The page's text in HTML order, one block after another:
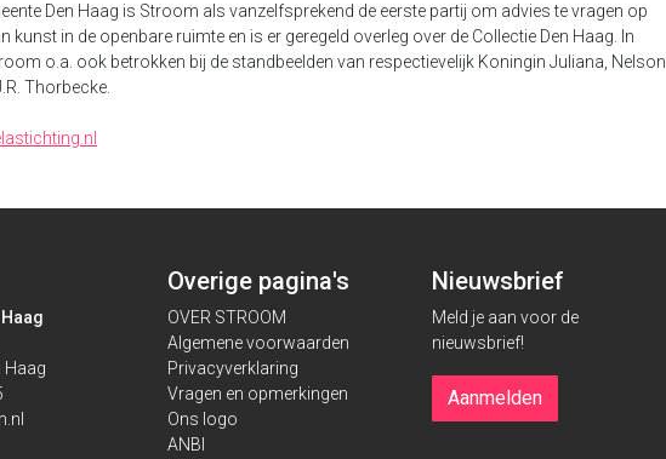
Den Haag is Stroom als vanzelfsprekend de eerste partij om advies te vragen op
kunst in de openbare ruimte en is er geregeld overleg over de Collectie Den Haag. In
o.a. ook betrokken bij de standbeelden van respectievelijk Koningin Juliana, Nelson
Thorbecke.
Haag
Overige pagina's
OVER STROOM
Algemene voorwaarden
Privacyverklaring
Vragen en opmerkingen
Ons logo
ANBI
Nieuwsbrief
Meld je aan voor de
nieuwsbrief!
Aanmelden